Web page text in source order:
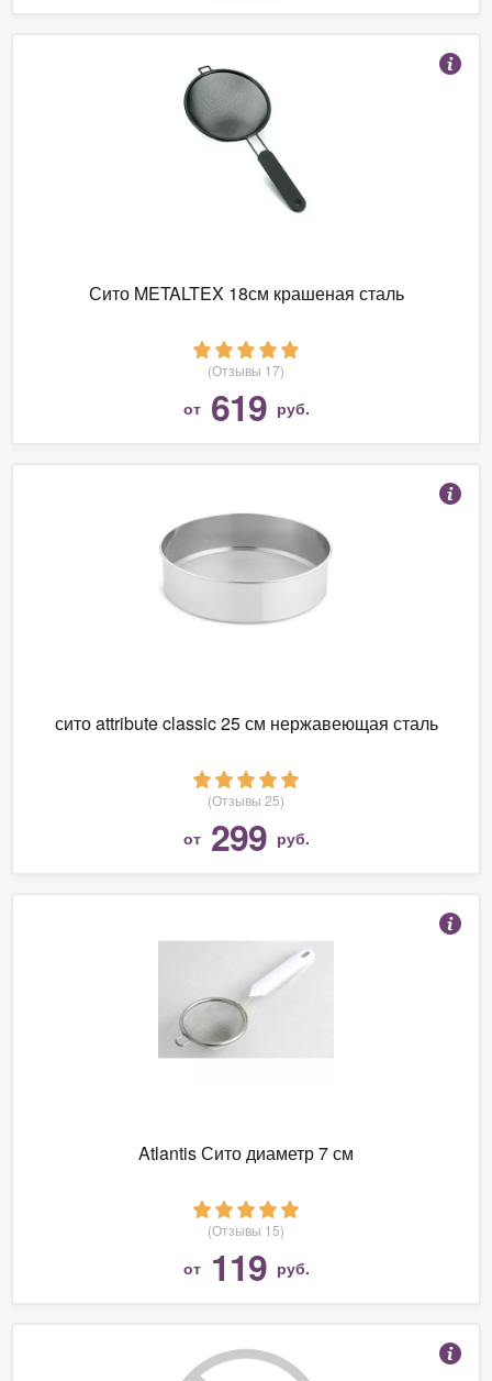
Сито METALTEX 18см крашеная сталь
(Отзывы 17)
от 619 руб.
сито attribute classic 25 см нержавеющая сталь
(Отзывы 25)
от 299 руб.
Atlantis Сито диаметр 7 см
(Отзывы 15)
от 119 руб.